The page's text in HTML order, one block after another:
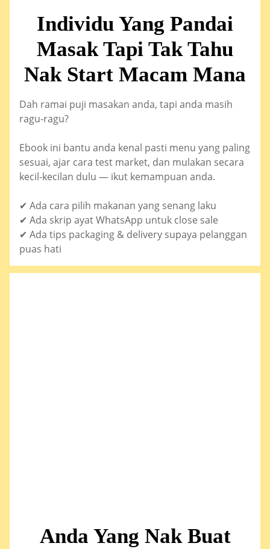
Individu Yang Pandai
Masak Tapi Tak Tahu
Nak Start Macam Mana
Dah ramai puji masakan anda, tapi anda masih
ragu-ragu?
Ebook ini bantu anda kenal pasti menu yang paling
sesuai, ajar cara test market, dan mulakan secara
kecil-kecilan dulu — ikut kemampuan anda.
✔ Ada cara pilih makanan yang senang laku
✔ Ada skrip ayat WhatsApp untuk close sale
✔ Ada tips packaging & delivery supaya pelanggan
puas hati
Anda Yang Nak Buat